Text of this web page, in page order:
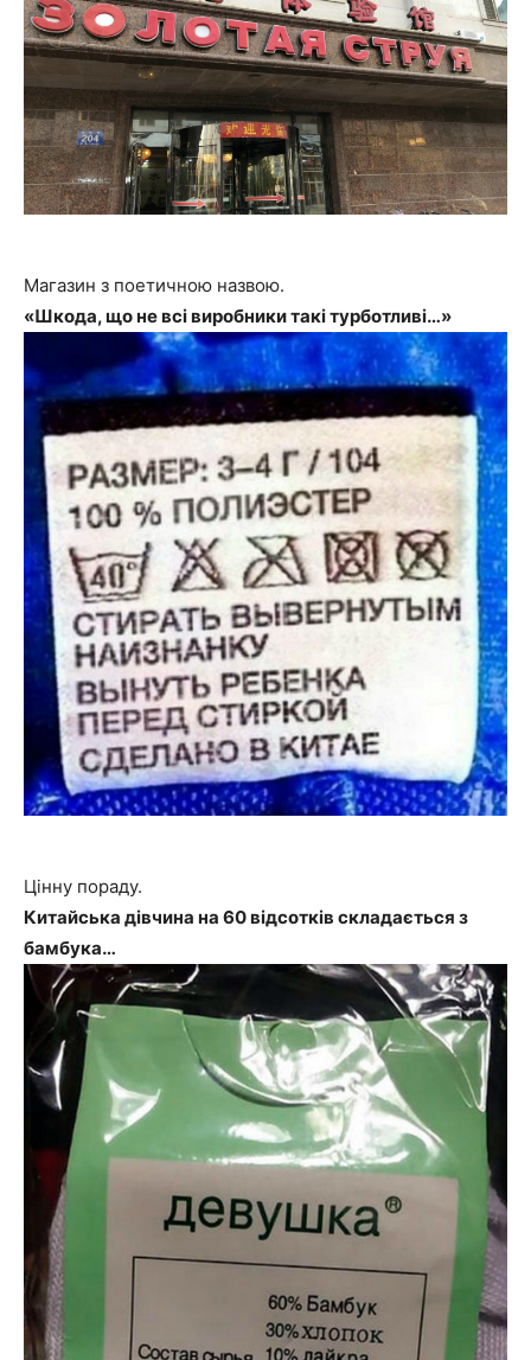
Магазин з поетичною назвою.
«Шкода, що не всі виробники такі турботливі…»
Цінну пораду.
Китайська дівчина на 60 відсотків складається з
бамбука…